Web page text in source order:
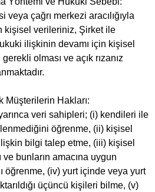
veya çağrı merkezi aracılığıyla
kişisel verileriniz, Şirket ile
ilişkinin devamı için kişisel
olması ve açık rızanız
Müşterilerin Hakları:
veri sahipleri; (i) kendileri ile
öğrenme, (ii) kişisel
bilgi talep etme, (iii) kişisel
bunların amacına uygun
öğrenme, (iv) yurt içinde veya yurt
üçüncü kişileri bilme, (v)